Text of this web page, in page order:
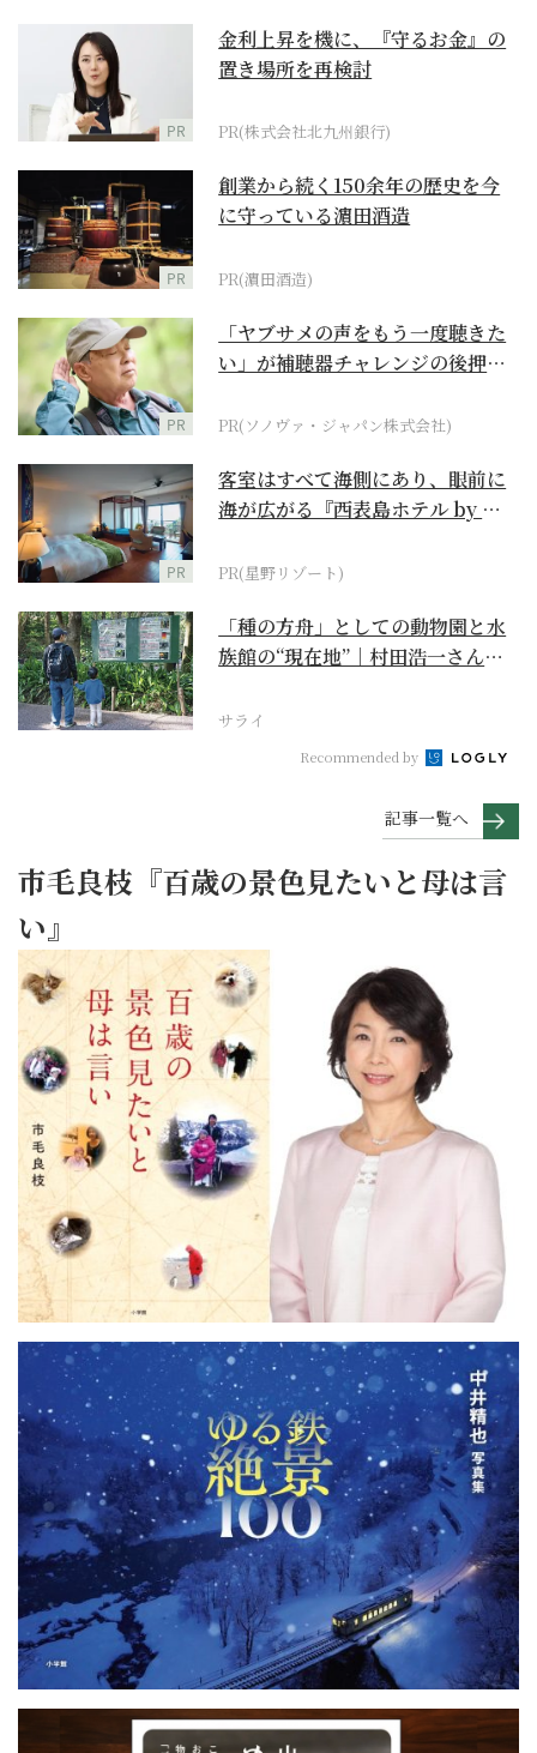
PR
金利上昇を機に、『守るお金』の
置き場所を再検討
PR(株式会社北九州銀行)
PR
創業から続く150余年の歴史を今
に守っている濵田酒造
PR(濵田酒造)
PR
「ヤブサメの声をもう一度聴きた
い」が補聴器チャレンジの後押し
PR(ソノヴァ・ジャパン株式会社)
PR
客室はすべて海側にあり、眼前に
海が広がる『西表島ホテル by 星
PR(星野リゾート)
「種の方舟」としての動物園と水
族館の“現在地”｜村田浩一さんイ
サライ
Recommended by
記事一覧へ
市毛良枝『百歳の景色見たいと母は言
い』